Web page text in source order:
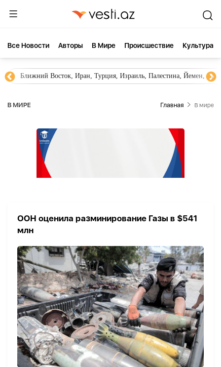
Все Новости Aвторы В Мире Происшествие Культура
Ближний Восток, Иран, Турция, Израиль, Палестина, Йемен,
В МИРЕ Главная В мире
ООН оценила разминирование Газы в $541
млн